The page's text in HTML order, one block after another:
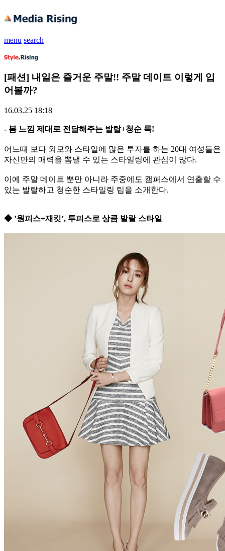
menu search
[패션] 내일은 즐거운 주말!! 주말 데이트 이렇게 입
어볼까?
16.03.25 18:18
- 봄 느낌 제대로 전달해주는 발랄+청순 룩!
어느때 보다 외모와 스타일에 많은 투자를 하는 20대 여성들은
자신만의 매력을 뽐낼 수 있는 스타일링에 관심이 많다.
이에 주말 데이트 뿐만 아니라 주중에도 캠퍼스에서 연출할 수
있는 발랄하고 청순한 스타일링 팁을 소개한다.
◆ ’원피스+재킷’, 투피스로 상큼 발랄 스타일